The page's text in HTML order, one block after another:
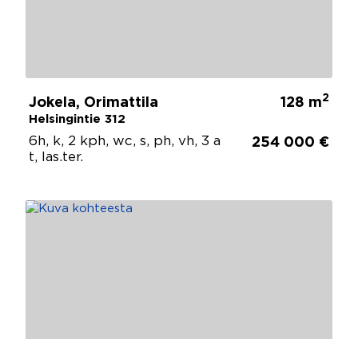
Jokela, Orimattila
Helsingintie 312
128 m2
6h, k, 2 kph, wc, s, ph, vh, 3 a
t, las.ter.
254 000 €